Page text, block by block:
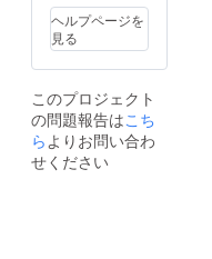
ヘルプページを
見る
このプロジェクト
の問題報告はこち
らよりお問い合わ
せください